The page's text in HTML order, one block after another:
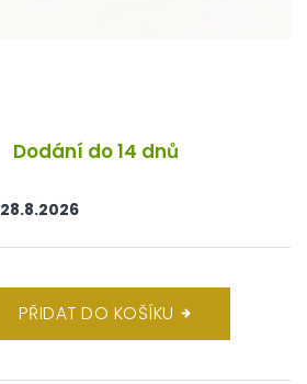
Dodání do 14 dnů
28.8.2026
PŘIDAT DO KOŠÍKU